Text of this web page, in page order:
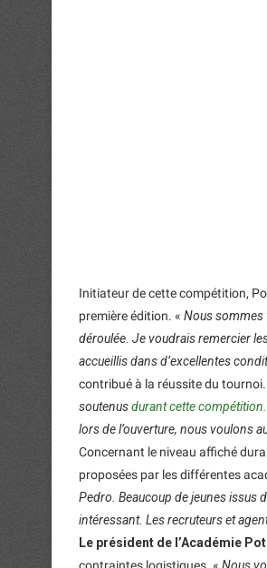
Initiateur de cette compétition,
première édition. « Nous sommes
déroulée. Je voudrais remercier
accueillis dans d’excellentes
contribué à la réussite du tournoi.
soutenusdurant cette compétition.
lors de l’ouverture, nous voulons
Concernant le niveau affiché
proposées par les différentes
Pedro. Beaucoup de jeunes issus
intéressant. Les recruteurs et
Le président de l’Académie